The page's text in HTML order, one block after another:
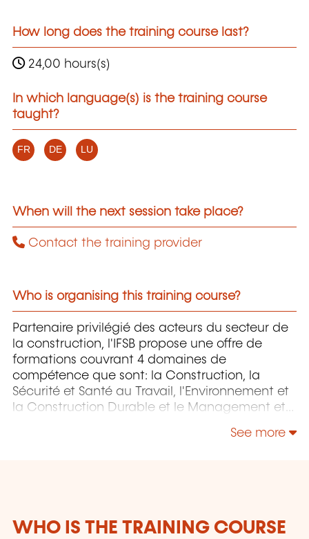
How long does the training course last?
24,00 hours(s)
In which language(s) is the training course
taught?
FR DE LU
When will the next session take place?
Contact the training provider
Who is organising this training course?
Partenaire privilégié des acteurs du secteur de
la construction, l'IFSB propose une offre de
formations couvrant 4 domaines de
compétence que sont: la Construction, la
Sécurité et Santé au Travail, l'Environnement et
la Construction Durable et le Management et
See more
WHO IS THE TRAINING COURSE